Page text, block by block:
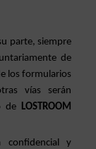
parte, siempre
de
los formularios
vías serán
de LOSTROOM
y